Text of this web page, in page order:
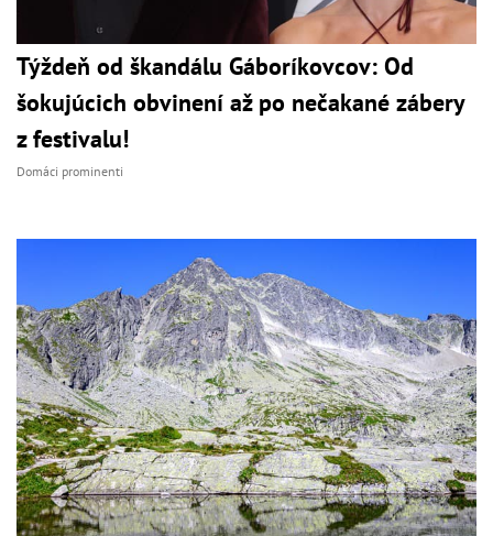
Týždeň od škandálu Gáboríkovcov: Od
šokujúcich obvinení až po nečakané zábery
z festivalu!
Domáci prominenti